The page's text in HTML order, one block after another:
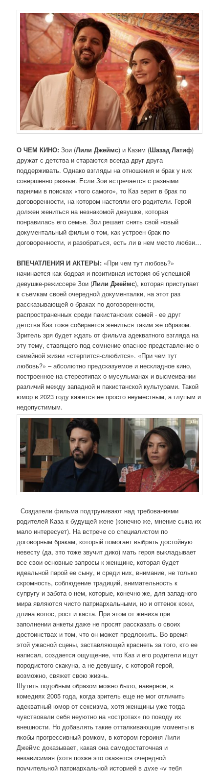
О ЧЕМ КИНО:Зои (Лили Джеймс) и Казим (Шазад Латиф)
дружат с детства и стараются всегда друг друга
поддерживать. Однако взгляды на отношения и брак у них
совершенно разные. Если Зои встречается с разными
парнями в поисках «того самого», то Каз верит в брак по
договоренности, на котором настояли его родители. Герой
должен жениться на незнакомой девушке, которая
понравилась его семье. Зои решает снять свой новый
документальный фильм о том, как устроен брак по
договоренности, и разобраться, есть ли в нем место любви…
ВПЕЧАТЛЕНИЯ И АКТЕРЫ: «При чем тут любовь?»
начинается как бодрая и позитивная история об успешной
девушке-режиссере Зои (Лили Джеймс), которая приступает
к съемкам своей очередной документалки, на этот раз
рассказывающей о браках по договоренности,
распространенных среди пакистанских семей - ее друг
детства Каз тоже собирается жениться таким же образом.
Зритель зря будет ждать от фильма адекватного взгляда на
эту тему, ставящего под сомнение опасное представление о
семейной жизни «стерпится-слюбится». «При чем тут
любовь?» – абсолютно предсказуемое и нескладное кино,
построенное на стереотипах о мусульманах и высмеивании
различий между западной и пакистанской культурами. Такой
юмор в 2023 году кажется не просто неуместным, а глупым и
недопустимым.
Создатели фильма подтрунивают над требованиями
родителей Каза к будущей жене (конечно же, мнение сына их
мало интересует). На встрече со специалистом по
договорным бракам, который помогает выбрать достойную
невесту (да, это тоже звучит дико) мать героя выкладывает
все свои основные запросы к женщине, которая будет
идеальной парой ее сыну, и среди них, внимание, не только
скромность, соблюдение традиций, внимательность к
супругу и забота о нем, которые, конечно же, для западного
мира являются чисто патриархальными, но и оттенок кожи,
длина волос, рост и каста. При этом от жениха при
заполнении анкеты даже не просят рассказать о своих
достоинствах и том, что он может предложить. Во время
этой ужасной сцены, заставляющей краснеть за того, кто ее
написал, создается ощущение, что Каз и его родители ищут
породистого скакуна, а не девушку, с которой герой,
возможно, свяжет свою жизнь.
Шутить подобным образом можно было, наверное, в
комедиях 2005 года, когда зритель еще не мог отличить
адекватный юмор от сексизма, хотя женщины уже тогда
чувствовали себя неуютно на «остротах» по поводу их
внешности. Но добавлять такие отталкивающие моменты в
якобы прогрессивный ромком, в котором героиня Лили
Джеймс доказывает, какая она самодостаточная и
независимая (хотя позже это окажется очередной
поучительной патриархальной историей в духе «у тебя